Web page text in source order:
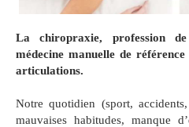
La chiropraxie, profession
médecine manuelle de
articulations.
Notre quotidien (sport,
mauvaises habitudes, manque